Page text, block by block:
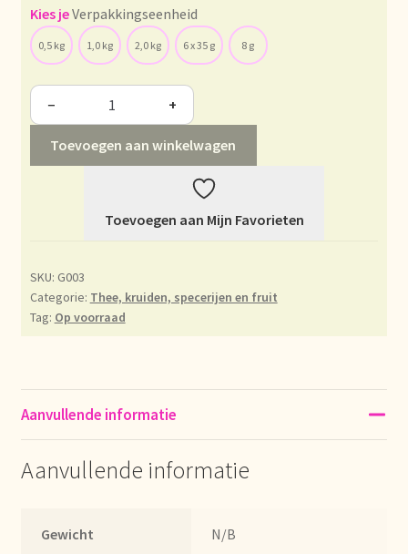
Contacto
Current price list
Datenschutzerklärung
Declaración de privacidad
Envío y entrega
Impressum
Verpakkingseenheid
0,5 kg 1,0 kg 2,0 kg 6 x 35 g 8 g
− +
Toevoegen aan winkelwagen
Toevoegen aan Mijn Favorieten
SKU: G003
Categorie: Thee, kruiden, specerijen en fruit
Tag: Op voorraad
Aanvullende informatie
Aanvullende informatie
Gewicht N/B